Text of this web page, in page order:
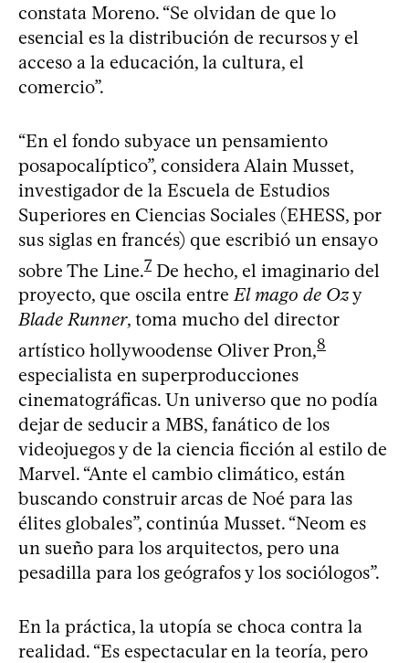
constata Moreno. “Se olvidan de que lo
esencial es la distribución de recursos y el
acceso a la educación, la cultura, el
comercio”.
“En el fondo subyace un pensamiento
posapocalíptico”, considera Alain Musset,
investigador de la Escuela de Estudios
Superiores en Ciencias Sociales (EHESS, por
sus siglas en francés) que escribió un ensayo
sobre The Line.7 De hecho, el imaginario del
proyecto, que oscila entreEl mago de Ozy
Blade Runner, toma mucho del director
artístico hollywoodense Oliver Pron,8
especialista en superproducciones
cinematográficas. Un universo que no podía
dejar de seducir a MBS, fanático de los
videojuegos y de la ciencia ficción al estilo de
Marvel. “Ante el cambio climático, están
buscando construir arcas de Noé para las
élites globales”, continúa Musset. “Neom es
un sueño para los arquitectos, pero una
pesadilla para los geógrafos y los sociólogos”.
En la práctica, la utopía se choca contra la
realidad. “Es espectacular en la teoría, pero